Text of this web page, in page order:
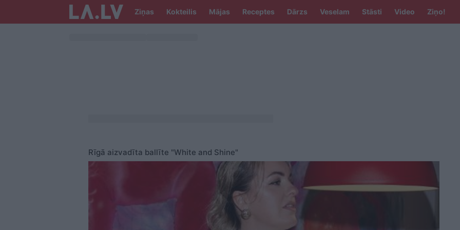
Ziņas Kokteilis Mājas Receptes Dārzs Veselam Stāsti Video Ziņo!
Rīgā aizvadīta ballīte "White and Shine"